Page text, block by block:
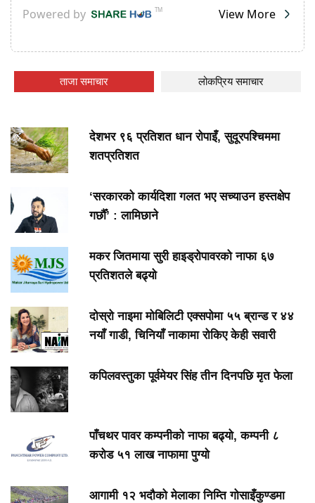
ताजा समाचार लोकप्रिय समाचार
देशभर ९६ प्रतिशत धान रोपाइँ, सुदूरपश्चिममा
शतप्रतिशत
‘सरकारको कार्यदिशा गलत भए सच्याउन हस्तक्षेप
गर्छौँ’ : लामिछाने
मकर जितमाया सुरी हाइड्रोपावरको नाफा ६७
प्रतिशतले बढ्यो
दोस्रो नाइमा मोबिलिटी एक्सपोमा ५५ ब्रान्ड र ४४
नयाँ गाडी, चिनियाँ नाकामा रोकिए केही सवारी
कपिलवस्तुका पूर्वमेयर सिंह तीन दिनपछि मृत फेला
पाँचथर पावर कम्पनीको नाफा बढ्यो, कम्पनी ८
करोड ५१ लाख नाफामा पुग्यो
आगामी १२ भदौको मेलाका निम्ति गोसाइँकुण्डमा